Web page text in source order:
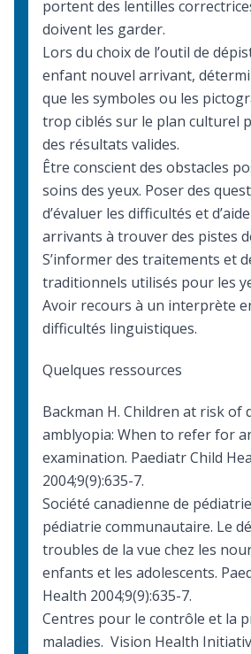
portent des lentilles
doivent les garder.
Lors du choix de l’outil de
enfant nouvel arrivant,
que les symboles ou les
trop ciblés sur le plan culturel
des résultats valides.
Être conscient des obstacles
soins des yeux. Poser des
d’évaluer les difficultés et
arrivants à trouver des pistes
S’informer des traitements et
traditionnels utilisés pour les
Avoir recours à un interprète
difficultés linguistiques.
Quelques ressources
Backman H. Children at risk of
amblyopia: When to refer for
examination. Paediatr Child
2004;9(9):635-7.
Société canadienne de
pédiatrie communautaire. Le
troubles de la vue chez les
enfants et les adolescents.
Health 2004;9(9):635-7.
Centres pour le contrôle et la
maladies. Vision Health